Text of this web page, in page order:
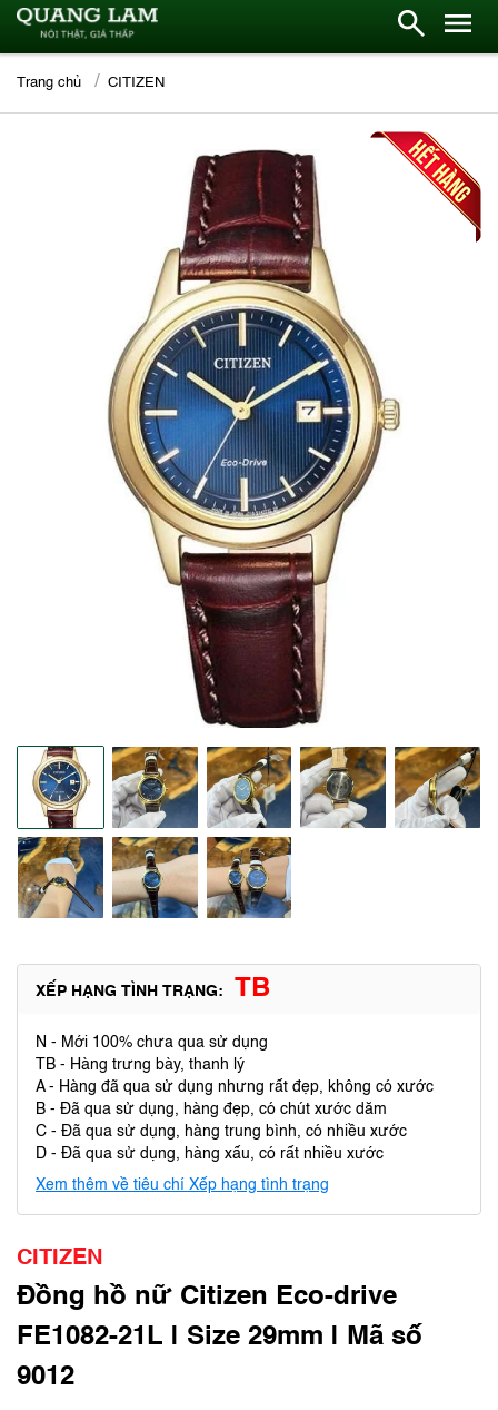
Trang chủ CITIZEN
XẾP HẠNG TÌNH TRẠNG: TB
N - Mới 100% chưa qua sử dụng
TB - Hàng trưng bày, thanh lý
A - Hàng đã qua sử dụng nhưng rất đẹp, không có xước
B - Đã qua sử dụng, hàng đẹp, có chút xước dăm
C - Đã qua sử dụng, hàng trung bình, có nhiều xước
D - Đã qua sử dụng, hàng xấu, có rất nhiều xước
Xem thêm về tiêu chí Xếp hạng tình trạng
CITIZEN
Đồng hồ nữ Citizen Eco-drive
FE1082-21L | Size 29mm | Mã số
9012